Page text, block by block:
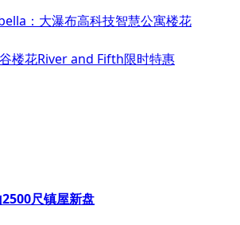
：大瀑布高科技智慧公寓楼花
楼花River and Fifth限时特惠
尺镇屋新盘